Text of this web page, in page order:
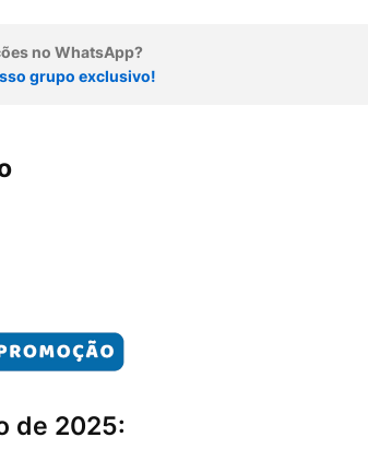
no WhatsApp?
grupo exclusivo!
de 2025: